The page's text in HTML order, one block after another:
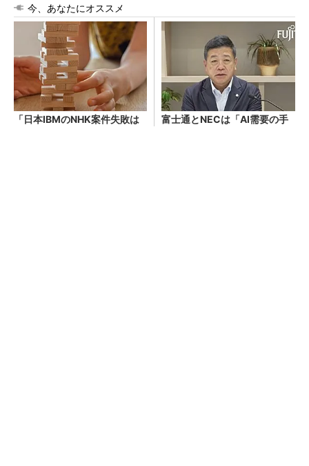
今、あなたにオススメ
「日本IBMのNHK案件失敗は
富士通とNECは「AI需要の手